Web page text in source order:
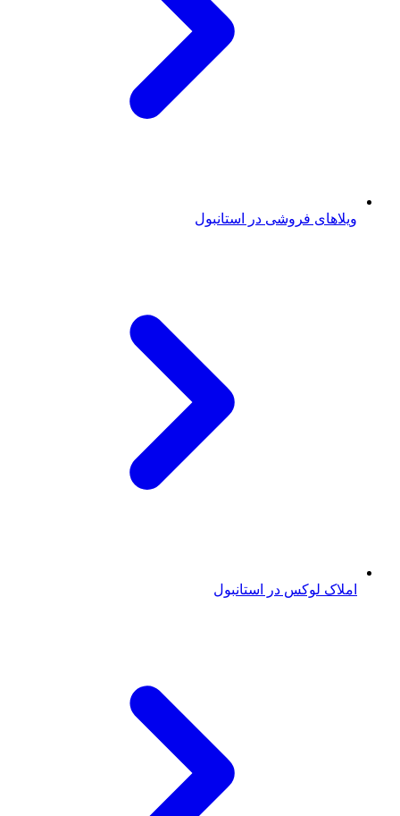
ویلاهای فروشی در استانبول
املاک لوکس در استانبول